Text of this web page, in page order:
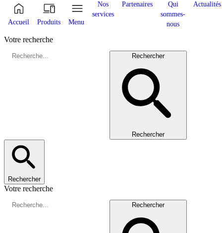
Accueil Produits Menu
Nos
services
Partenaires
Qui
sommes-
nous
Actualités
Votre recherche
Rechercher
Rechercher
Rechercher
Votre recherche
Rechercher